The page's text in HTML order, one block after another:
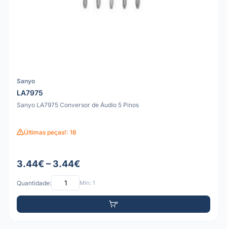
Sanyo
LA7975
Sanyo LA7975 Conversor de Áudio 5 Pinos
Últimas peças!: 18
3.44€ – 3.44€
Quantidade: Mín: 1